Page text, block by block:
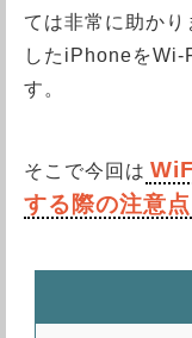
ては非常に助か
したiPhoneをWi-
す。
そこで今回は
する際の注意点